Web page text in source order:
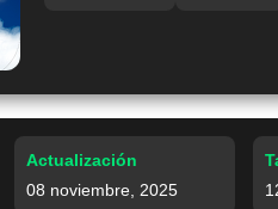
Actualización
08 noviembre, 2025